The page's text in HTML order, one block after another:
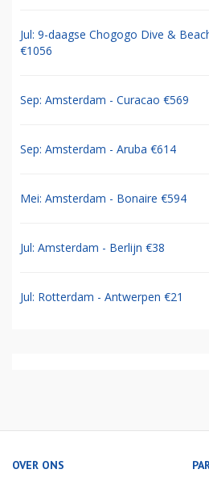
Jul: 9-daagse Chogogo Dive &
€1056
Sep: Amsterdam - Curacao €569
Sep: Amsterdam - Aruba €614
Mei: Amsterdam - Bonaire €594
Jul: Amsterdam - Berlijn €38
Jul: Rotterdam - Antwerpen €21
OVER ONS